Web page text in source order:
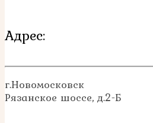
Адрес:
г.Новомосковск
Рязанское шоссе, д.2-Б